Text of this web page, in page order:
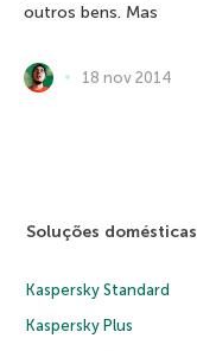
outros bens. Mas
18 nov 2014
Soluções domésticas
Kaspersky Standard
Kaspersky Plus